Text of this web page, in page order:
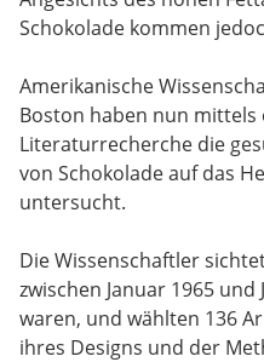
Schokolade kommen
Amerikanische
Boston haben nun
Literaturrecherche die
von Schokolade auf das
untersucht.
Die Wissenschaftler
zwischen Januar 1965
waren, und wählten 136
ihres Designs und der